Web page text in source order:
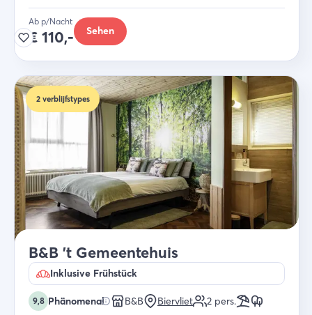
Ab p/Nacht
€ 110,- Sehen
2 verblijfstypes
B&B 't Gemeentehuis
Inklusive Frühstück
9,8 Phänomenal B&B Biervliet 2 pers.